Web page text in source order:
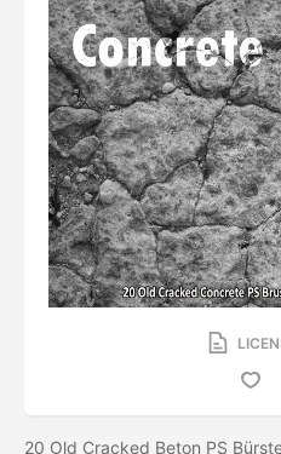
20 Old Cracked Beton PS